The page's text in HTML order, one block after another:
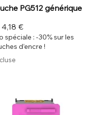
PG512 générique
Prix promotionnel
4,18 €
spéciale : -30% sur les
d’encre !